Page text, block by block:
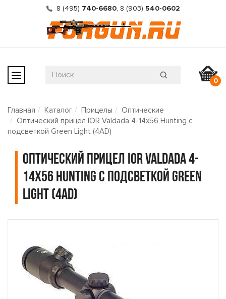
8 (495) 740-6680, 8 (903) 540-0602
0
Главная Каталог Прицелы
Оптические
Оптический прицел IOR Valdada 4-14x56 Hunting с
подсветкой Green Light (4AD)
Оптический прицел IOR Valdada 4-
14x56 Hunting с подсветкой Green
Light (4AD)